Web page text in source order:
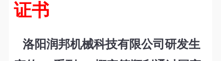
证书
洛阳润邦机械科技有限公司研发生